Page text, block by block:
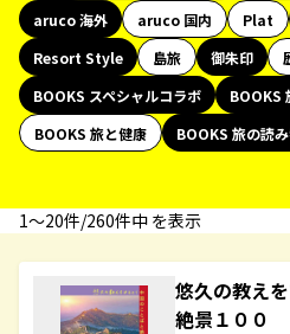
aruco 海外
aruco 国内 Plat
Resort Style
島旅 御朱印
BOOKS スペシャルコラボ
BOOKS
BOOKS 旅と健康
BOOKS 旅の読
1〜20件/260件中 を表示
悠久の教え
絶景１００